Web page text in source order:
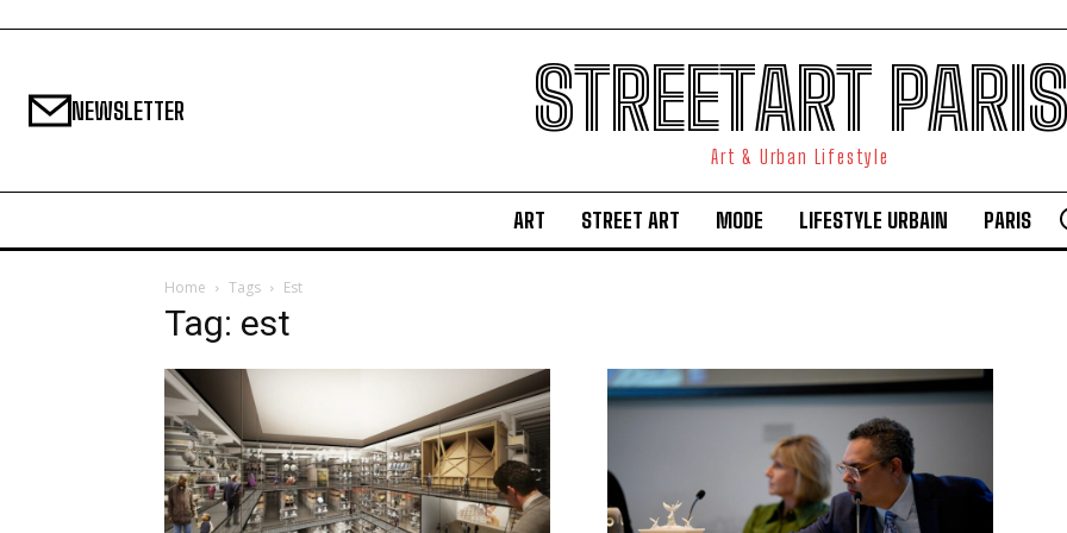
NEWSLETTER STREETART PARIS
Art & Urban Lifestyle
ART STREET ART MODE LIFESTYLE URBAIN PARIS
Home Tags Est
Tag: est